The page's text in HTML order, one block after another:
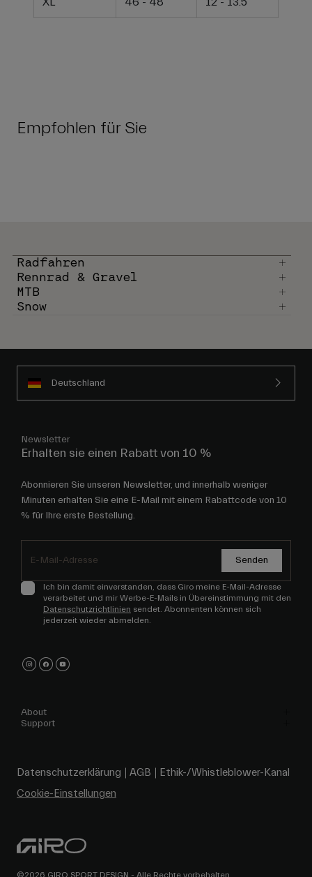
Empfohlen für Sie
Radfahren
Rennrad & Gravel
MTB
Snow
Deutschland
Newsletter
Erhalten sie einen Rabatt von 10 %
Abonnieren Sie unseren Newsletter, und innerhalb weniger
Minuten erhalten Sie eine E-Mail mit einem Rabattcode von 10
% für Ihre erste Bestellung.
Senden
Ich bin damit einverstanden, dass Giro meine E-Mail-Adresse
verarbeitet und mir Werbe-E-Mails in Übereinstimmung mit den
Datenschutzrichtlinien sendet. Abonnenten können sich
jederzeit wieder abmelden.
About
Support
Datenschutzerklärung AGB
Ethik-/Whistleblower-Kanal
Cookie-Einstellungen
©2026 GIRO SPORT DESIGN - Alle Rechte vorbehalten